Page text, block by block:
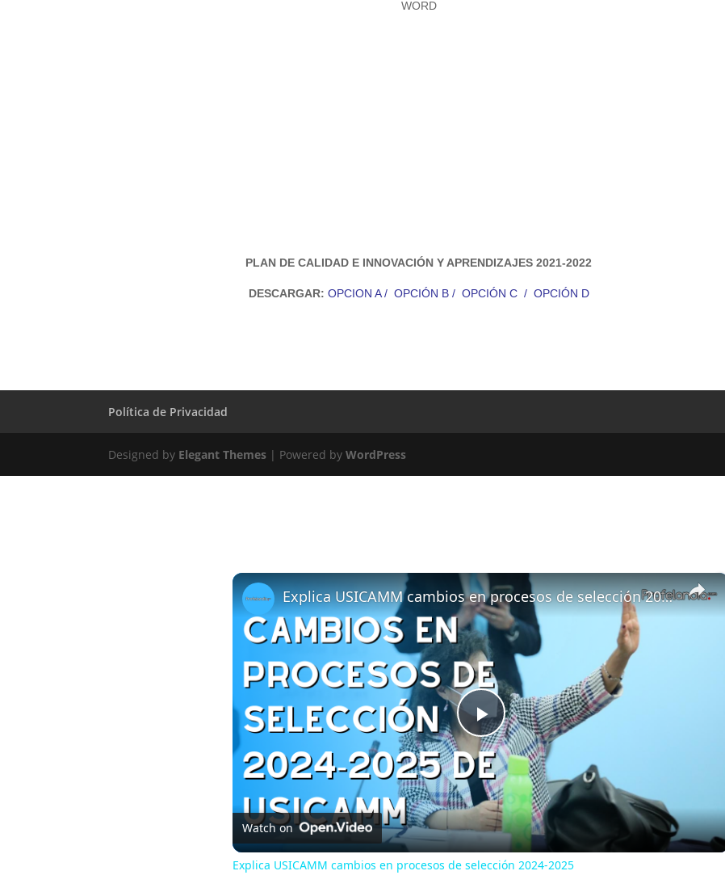
WORD
PLAN DE CALIDAD E INNOVACIÓN Y APRENDIZAJES 2021-2022
DESCARGAR: OPCION A/ OPCIÓN B/ OPCIÓN C / OPCIÓN D
Política de Privacidad
Designed by Elegant Themes | Powered byWordPress
×
Play
Video
Explica USICAMM cambios en procesos de selección 2024-2025
Watch on
Explica USICAMM cambios en procesos de selección 2024-2025